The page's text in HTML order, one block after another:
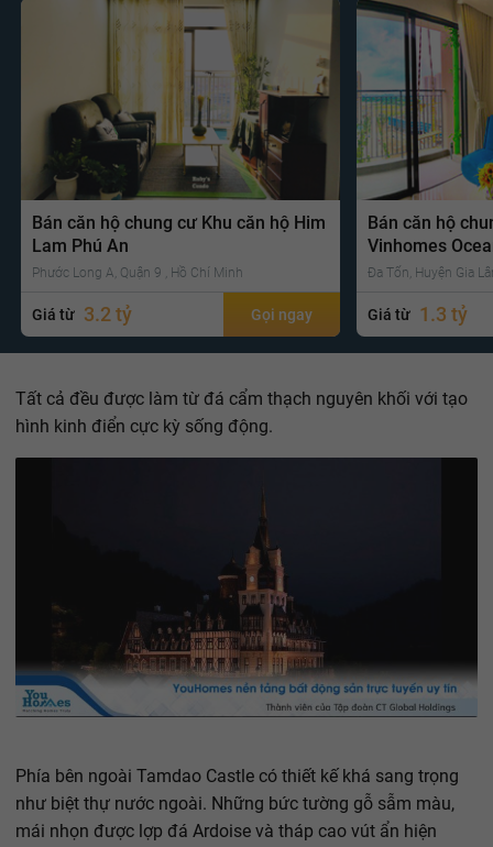
Bán căn hộ chung cư Khu căn hộ Him
Lam Phú An
Phước Long A, Quận 9 , Hồ Chí Minh
Giá từ 3.2 tỷ Gọi ngay
Bán căn hộ
Vinhomes
Đa Tốn, Huyện Gia
Giá từ 1.3 tỷ
Tất cả đều được làm từ đá cẩm thạch nguyên khối với tạo
hình kinh điển cực kỳ sống động.
Phía bên ngoài Tamdao Castle có thiết kế khá sang trọng
như biệt thự nước ngoài. Những bức tường gỗ sẫm màu,
mái nhọn được lợp đá Ardoise và tháp cao vút ẩn hiện